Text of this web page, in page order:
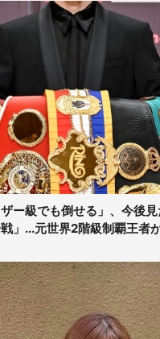
ー級でも倒せる」、今後
」...元世界2階級制覇王者